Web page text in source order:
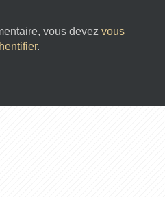
vous devez vous
.